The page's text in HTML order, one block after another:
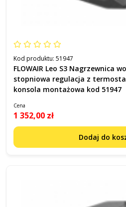
Kod produktu: 51947
FLOWAIR Leo S3 Nagrzewnica
stopniowa regulacja z
konsola montażowa kod 51947
Cena
1 352,00 zł
Dodaj do